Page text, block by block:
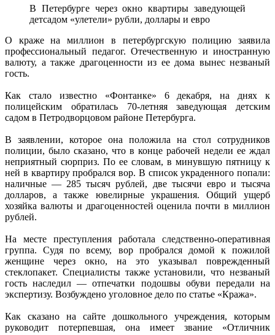
В Петербурге через окно квартиры заведующей
детсадом «улетели» рубли, доллары и евро
О краже на миллион в петербургскую полицию заявила
профессиональный педагог. Отечественную и иностранную
валюту, а также драгоценности из ее дома вынес незваный
гость.
Как стало известно «Фонтанке» 6 декабря, на днях к
полицейским обратилась 70-летняя заведующая детским
садом в Петродворцовом районе Петербурга.
В заявлении, которое она положила на стол сотрудников
полиции, было сказано, что в конце рабочей недели ее ждал
неприятный сюрприз. По ее словам, в минувшую пятницу к
ней в квартиру пробрался вор. В список украденного попали:
наличные — 285 тысяч рублей, две тысячи евро и тысяча
долларов, а также ювелирные украшения. Общий ущерб
хозяйка валюты и драгоценностей оценила почти в миллион
рублей.
На месте преступления работала следственно-оперативная
группа. Судя по всему, вор пробрался домой к пожилой
женщине через окно, на это указывал поврежденный
стеклопакет. Специалисты также установили, что незваный
гость наследил — отпечатки подошвы обуви передали на
экспертизу. Возбуждено уголовное дело по статье «Кража».
Как сказано на сайте дошкольного учреждения, которым
руководит потерпевшая, она имеет звание «Отличник